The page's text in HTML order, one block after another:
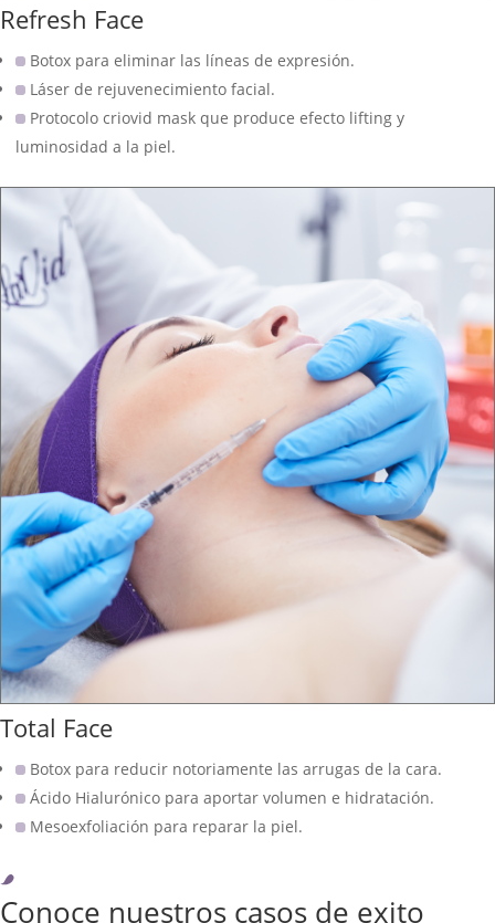
Refresh Face
Botox para eliminar las líneas de expresión.
Láser de rejuvenecimiento facial.
Protocolo criovid mask que produce efecto lifting y
luminosidad a la piel.
Total Face
Botox para reducir notoriamente las arrugas de la cara.
Ácido Hialurónico para aportar volumen e hidratación.
Mesoexfoliación para reparar la piel.
Conoce nuestros casos de exito